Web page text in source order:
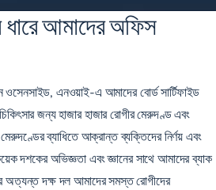
ধারে আমাদের অফিস
ওসেনসাইড, এনওয়াই-এ আমাদের বোর্ড সার্টিফাইড
জন্য হাজার হাজার রোগীর মেরুদণ্ড এবং
ব্যাধিতে আক্রান্ত ব্যক্তিদের নির্ণয় এবং
দশকের অভিজ্ঞতা এবং জ্ঞানের সাথে আমাদের ব্যাক
অত্যন্ত দক্ষ দল আমাদের সমস্ত রোগীদের